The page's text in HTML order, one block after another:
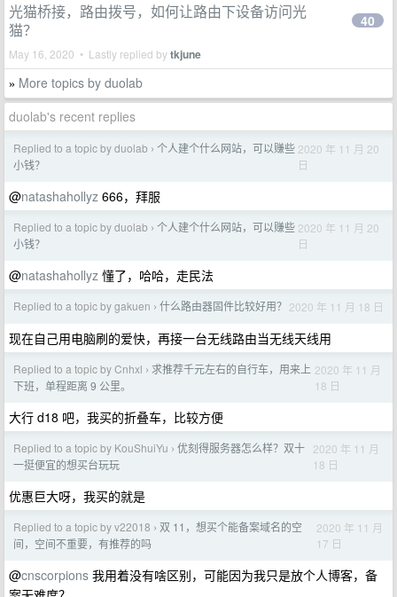
光猫桥接，路由拨号，如何让路由下设备访问光
猫？
May 16, 2020 • Lastly replied bytkjune
40
» More topics by duolab
duolab's recent replies
Replied to a topic by duolab › 个人建个什么网站，可以赚些
小钱？
2020 年 11 月 20
日
@natashahollyz 666，拜服
Replied to a topic by duolab › 个人建个什么网站，可以赚些
小钱？
2020 年 11 月 20
日
@natashahollyz 懂了，哈哈，走民法
Replied to a topic by gakuen › 什么路由器固件比较好用？ 2020 年 11 月 18 日
现在自己用电脑刷的爱快，再接一台无线路由当无线天线用
Replied to a topic by Cnhxl › 求推荐千元左右的自行车，用来上
下班，单程距离 9 公里。
2020 年 11 月
18 日
大行 d18 吧，我买的折叠车，比较方便
Replied to a topic by KouShuiYu › 优刻得服务器怎么样？双十
一挺便宜的想买台玩玩
2020 年 11 月
18 日
优惠巨大呀，我买的就是
Replied to a topic by v22018 › 双 11，想买个能备案域名的空
间，空间不重要，有推荐的吗
2020 年 11 月
17 日
@cnscorpions 我用着没有啥区别，可能因为我只是放个人博客，备